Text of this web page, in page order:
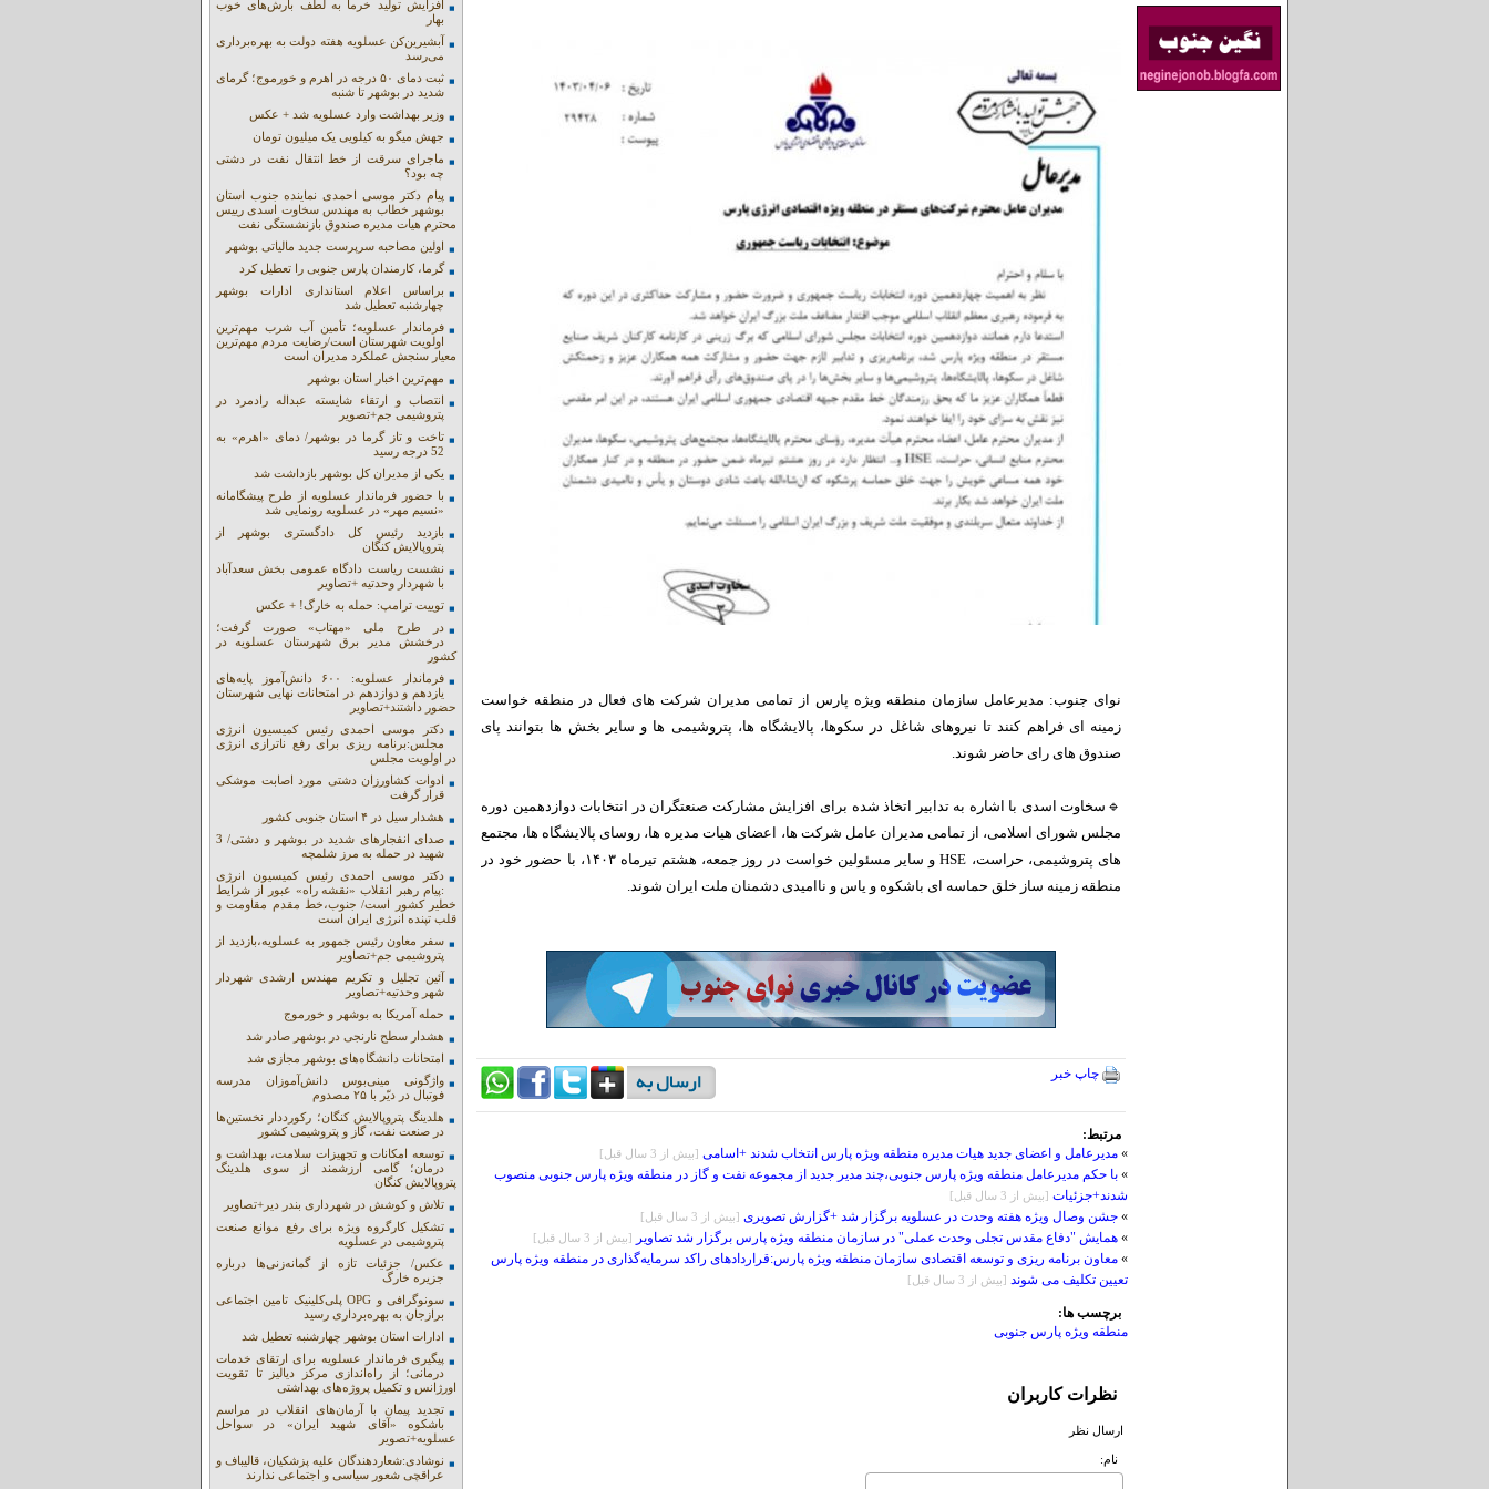
نوای جنوب: مدیرعامل سازمان منطقه ویژه پارس از تمامی مدیران شرکت های فعال در منطقه خواست
زمینه ای فراهم کنند تا نیروهای شاغل در سکوها، پالایشگاه ها، پتروشیمی ها و سایر بخش ها بتوانند پای
صندوق های رای حاضر شوند.
🔹سخاوت اسدی با اشاره به تدابیر اتخاذ شده برای افزایش مشارکت صنعتگران در انتخابات دوازدهمین دوره
مجلس شورای اسلامی، از تمامی مدیران عامل شرکت ها، اعضای هیات مدیره ها، روسای پالایشگاه ها، مجتمع
های پتروشیمی، حراست، HSE و سایر مسئولین خواست در روز جمعه، هشتم تیرماه ۱۴۰۳، با حضور خود در
منطقه زمینه ساز خلق حماسه ای باشکوه و یاس و ناامیدی دشمنان ملت ایران شوند.
چاپ خبر
مرتبط:
» مدیرعامل و اعضای جدید هیات مدیره منطقه ویژه پارس انتخاب شدند +اسامی [بيش از 3 سال قبل]
» با حکم مدیرعامل منطقه ویژه پارس جنوبی،چند مدیر جدید از مجموعه نفت و گاز در منطقه ویژه پارس جنوبی منصوب
شدند+جزئیات [بيش از 3 سال قبل]
» جشن وصال ویژه هفته وحدت در عسلویه برگزار شد +گزارش تصویری [بيش از 3 سال قبل]
» همایش "دفاع مقدس تجلی وحدت عملی" در سازمان منطقه ویژه پارس برگزار شد تصاویر [بيش از 3 سال قبل]
» معاون برنامه ریزی و توسعه اقتصادی سازمان منطقه ویژه پارس:قراردادهای راکد سرمایه‌گذاری در منطقه ویژه پارس
تعیین تکلیف می شوند [بيش از 3 سال قبل]
برچسب ها:
منطقه ویژه پارس جنوبی
نظرات کاربران
ارسال نظر
نام:
افزایش تولید خرما به لطف بارش‌های خوب
بهار
آبشیرین‌کن عسلویه هفته دولت به بهره‌برداری
می‌رسد
ثبت دمای ۵۰ درجه در اهرم و خورموج؛ گرمای
شدید در بوشهر تا شنبه
وزیر بهداشت وارد عسلویه شد + عکس
جهش میگو به کیلویی یک میلیون تومان
ماجرای سرقت از خط انتقال نفت در دشتی
چه بود؟
پیام دکتر موسی احمدی نماینده جنوب استان
بوشهر خطاب به مهندس سخاوت اسدی رییس
محترم هیات مدیره صندوق بازنشستگی نفت
اولین مصاحبه سرپرست جدید مالیاتی بوشهر
گرما، کارمندان پارس جنوبی را تعطیل کرد
براساس اعلام استانداری ادارات بوشهر
چهارشنبه تعطیل شد
فرماندار عسلویه؛ تأمین آب شرب مهم‌ترین
اولویت شهرستان است/رضایت مردم مهم‌ترین
معیار سنجش عملکرد مدیران است
مهم‌ترین اخبار استان بوشهر
انتصاب و ارتقاء شایسته عبداله رادمرد در
پتروشیمی جم+تصویر
تاخت و تاز گرما در بوشهر/ دمای «اهرم» به
52 درجه رسید
یکی از مدیران کل بوشهر بازداشت شد
با حضور فرماندار عسلویه از طرح پیشگامانه
«نسیم مهر» در عسلویه رونمایی شد
بازدید رئیس کل دادگستری بوشهر از
پتروپالایش کنگان
نشست ریاست دادگاه عمومی بخش سعدآباد
با شهردار وحدتیه +تصاویر
توییت ترامپ: حمله به خارگ! + عکس
در طرح ملی «مهتاب» صورت گرفت؛
درخشش مدیر برق شهرستان عسلویه در
کشور
فرماندار عسلویه: ۶۰۰ دانش‌آموز پایه‌های
یازدهم و دوازدهم در امتحانات نهایی شهرستان
حضور داشتند+تصاویر
دکتر موسی احمدی رئیس کمیسیون انرژی
مجلس:برنامه ریزی برای رفع ناترازی انرژی
در اولویت مجلس
ادوات کشاورزان دشتی مورد اصابت موشکی
قرار گرفت
هشدار سیل در ۴ استان جنوبی کشور
صدای انفجارهای شدید در بوشهر و دشتی/ 3
شهید در حمله به مرز شلمچه
دکتر موسی احمدی رئیس کمیسیون انرژی
:پیام رهبر انقلاب «نقشه راه» عبور از شرایط
خطیر کشور است/ جنوب،خط مقدم مقاومت و
قلب تپنده انرژی ایران است
سفر معاون رئیس جمهور به عسلویه،بازدید از
پتروشیمی جم+تصاویر
آئین تجلیل و تکریم مهندس ارشدی شهردار
شهر وحدتیه+تصاویر
حمله آمریکا به بوشهر و خورموج
هشدار سطح نارنجی در بوشهر صادر شد
امتحانات دانشگاه‌های بوشهر مجازی شد
واژگونی مینی‌بوس دانش‌آموزان مدرسه
فوتبال در دیّر با ۲۵ مصدوم
هلدینگ پتروپالایش کنگان؛ رکورددار نخستین‌ها
در صنعت نفت، گاز و پتروشیمی کشور
توسعه امکانات و تجهیزات سلامت، بهداشت و
درمان؛ گامی ارزشمند از سوی هلدینگ
پتروپالایش کنگان
تلاش و کوشش در شهرداری بندر دیر+تصاویر
تشکیل کارگروه ویژه برای رفع موانع صنعت
پتروشیمی در عسلویه
عکس/ جزئیات تازه از گمانه‌زنی‌ها درباره
جزیره خارگ
سونوگرافی و OPG پلی‌کلینیک تامین اجتماعی
برازجان به بهره‌برداری رسید
ادارات استان بوشهر چهارشنبه تعطیل شد
پیگیری فرماندار عسلویه برای ارتقای خدمات
درمانی؛ از راه‌اندازی مرکز دیالیز تا تقویت
اورژانس و تکمیل پروژه‌های بهداشتی
تجدید پیمان با آرمان‌های انقلاب در مراسم
باشکوه «آقای شهید ایران» در سواحل
عسلویه+تصویر
نوشادی:شعاردهندگان علیه پزشکیان، قالیباف و
عراقچی شعور سیاسی و اجتماعی ندارند